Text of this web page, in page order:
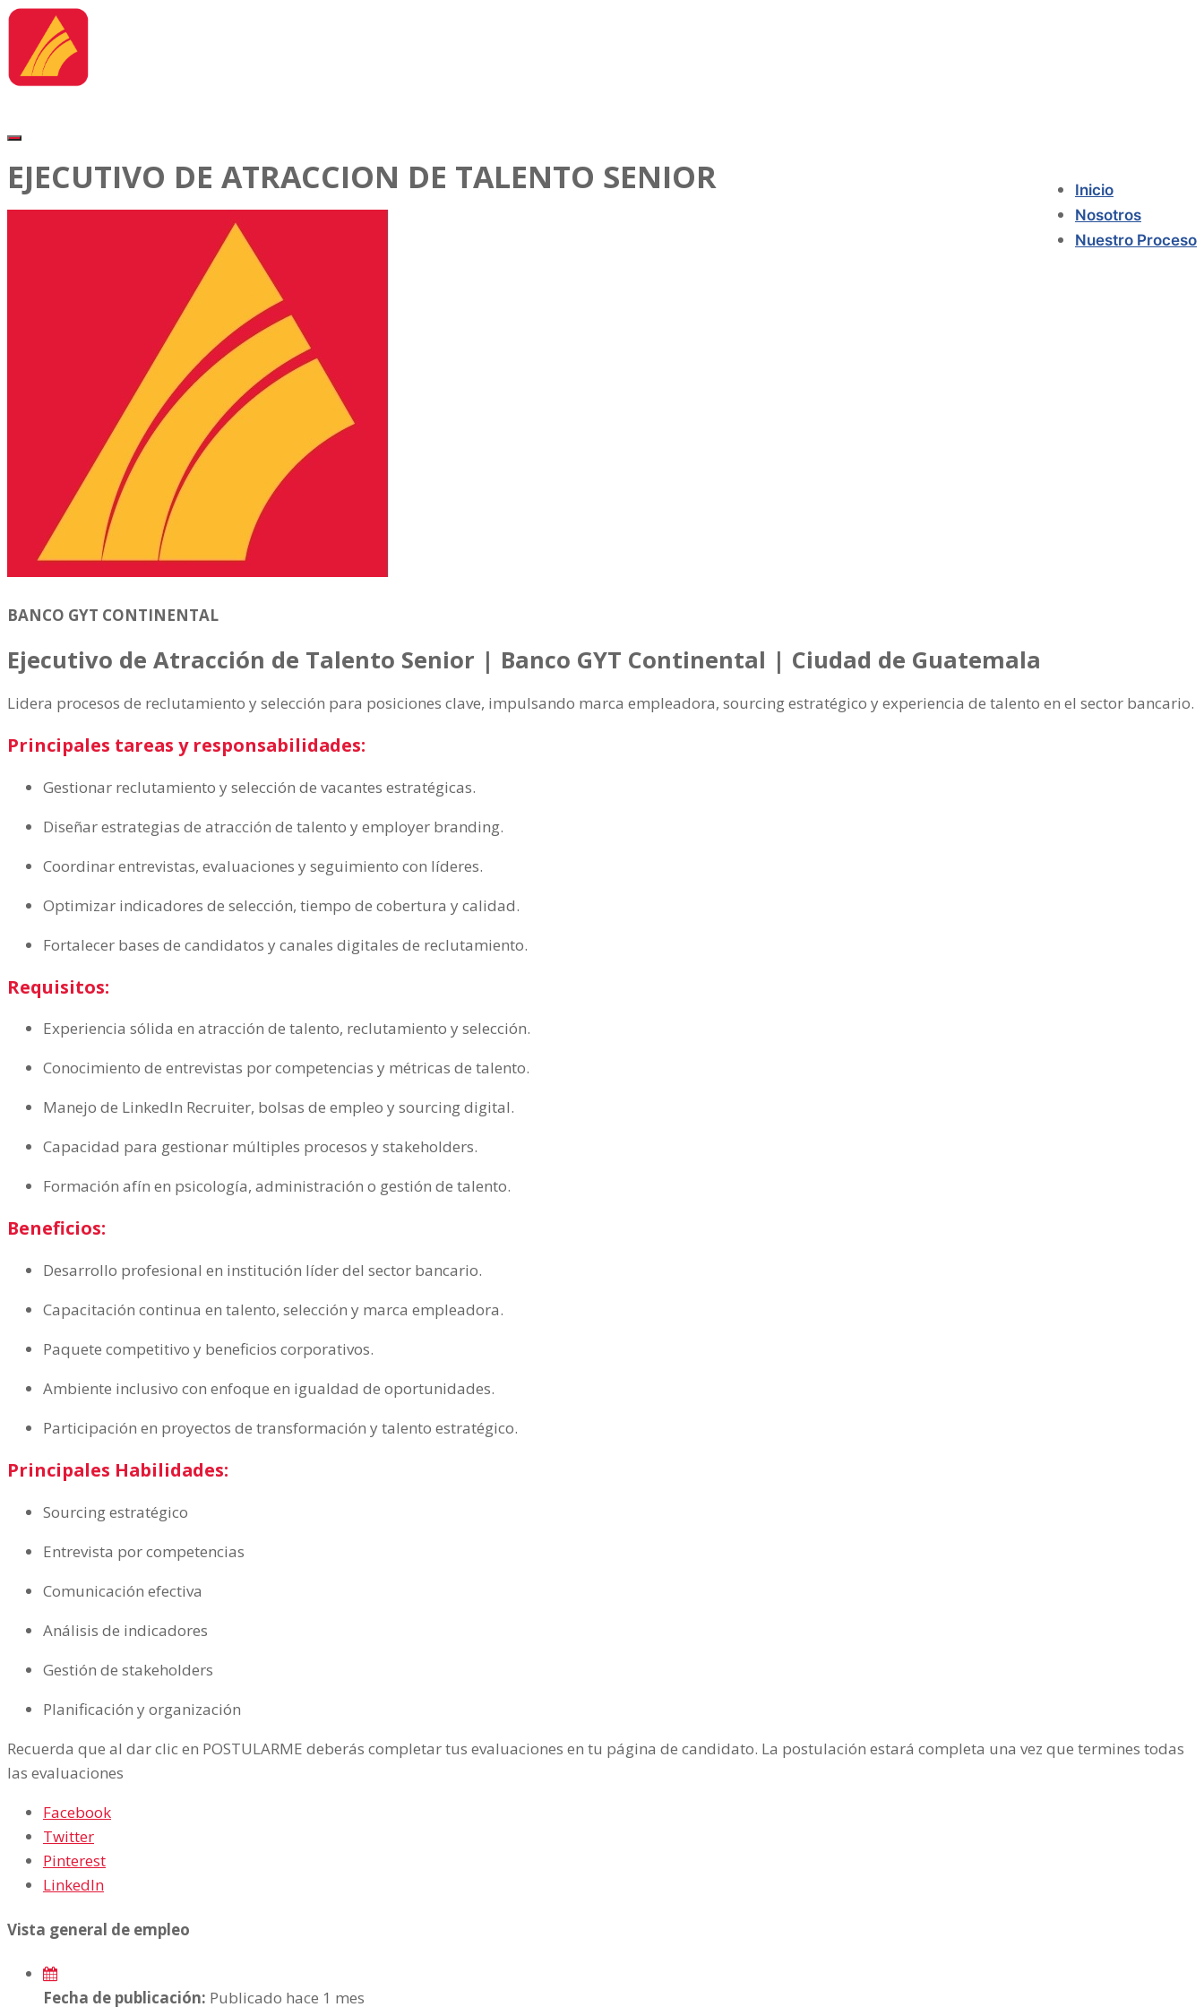
Inicio
Nosotros
Nuestro Proceso
EJECUTIVO DE ATRACCION DE TALENTO SENIOR
BANCO GYT CONTINENTAL
Ejecutivo de Atracción de Talento Senior | Banco GYT Continental | Ciudad de Guatemala
Lidera procesos de reclutamiento y selección para posiciones clave, impulsando marca empleadora, sourcing estratégico y experiencia de talento en el sector bancario.
Principales tareas y responsabilidades:
Gestionar reclutamiento y selección de vacantes estratégicas.
Diseñar estrategias de atracción de talento y employer branding.
Coordinar entrevistas, evaluaciones y seguimiento con líderes.
Optimizar indicadores de selección, tiempo de cobertura y calidad.
Fortalecer bases de candidatos y canales digitales de reclutamiento.
Requisitos:
Experiencia sólida en atracción de talento, reclutamiento y selección.
Conocimiento de entrevistas por competencias y métricas de talento.
Manejo de LinkedIn Recruiter, bolsas de empleo y sourcing digital.
Capacidad para gestionar múltiples procesos y stakeholders.
Formación afín en psicología, administración o gestión de talento.
Beneficios:
Desarrollo profesional en institución líder del sector bancario.
Capacitación continua en talento, selección y marca empleadora.
Paquete competitivo y beneficios corporativos.
Ambiente inclusivo con enfoque en igualdad de oportunidades.
Participación en proyectos de transformación y talento estratégico.
Principales Habilidades:
Sourcing estratégico
Entrevista por competencias
Comunicación efectiva
Análisis de indicadores
Gestión de stakeholders
Planificación y organización
Recuerda que al dar clic en POSTULARME deberás completar tus evaluaciones en tu página de candidato. La postulación estará completa una vez que termines todas
las evaluaciones
Facebook
Twitter
Pinterest
LinkedIn
Vista general de empleo
Fecha de publicación: Publicado hace 1 mes